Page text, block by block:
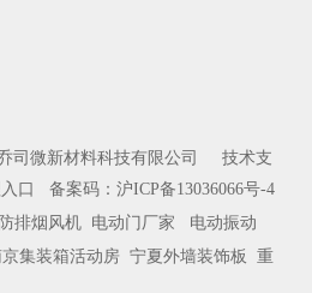
司微新材料科技有限公司 技术支
口 备案码： 沪ICP备13036066号-4
排烟风机 电动门厂家
电动振动
集装箱活动房 宁夏外墙装饰板
重